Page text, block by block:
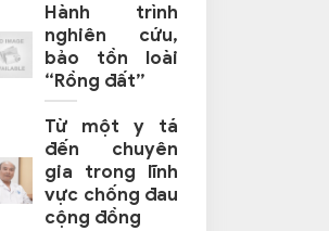
Hành trình
nghiên cứu,
bảo tồn loài
“Rồng đất”
Từ một y tá
đến chuyên
gia trong lĩnh
vực chống đau
cộng đồng